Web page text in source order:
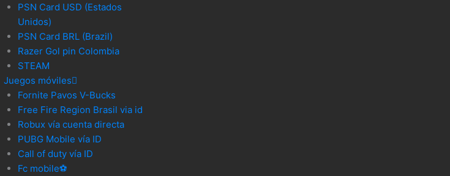
PSN Card USD (Estados
Unidos)
PSN Card BRL (Brazil)
Razer Gol pin Colombia
STEAM
Juegos móviles
Fornite Pavos V-Bucks
Free Fire Region Brasil via id
Robux vía cuenta directa
PUBG Mobile vía ID
Call of duty vía ID
Fc mobile⚽